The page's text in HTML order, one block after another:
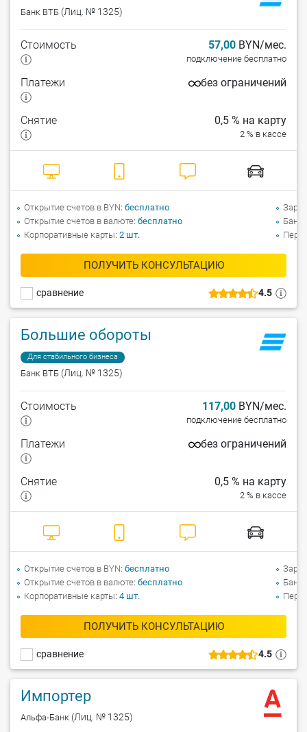
Банк ВТБ (Лиц. № 1325)
4.5
сравнение
Стоимость 57,00 BYN/мес.
подключение бесплатно
Платежи без ограничений
Снятие 0,5 % на карту
2 % в кассе
ПОЛУЧИТЬ КОНСУЛЬТАЦИЮ
Открытие счетов в BYN бесплатно
Открытие счетов в валюте бесплатно
Корпоративные карты 2 шт.
Большие обороты
Для стабильного бизнеса
Банк ВТБ (Лиц. № 1325)
4.5
сравнение
Стоимость 117,00 BYN/мес.
подключение бесплатно
Платежи без ограничений
Снятие 0,5 % на карту
2 % в кассе
ПОЛУЧИТЬ КОНСУЛЬТАЦИЮ
Открытие счетов в BYN бесплатно
Открытие счетов в валюте бесплатно
Корпоративные карты 4 шт.
Импортер
Альфа-Банк (Лиц. № 1325)